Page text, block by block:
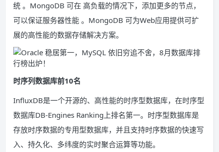
统 。MongoDB 可在 高负载的情况下，添加更多的节点，
可以保证服务器性能 。MongoDB 可为Web应用提供可扩
展的高性能的数据存储解决方案。
时序列数据库前10名
InfluxDB是一个开源的、高性能的时序型数据库，在时序型
数据库DB-Engines Ranking上排名第一。时序型数据库是
存放时序数据的专用型数据库，并且支持时序数据的快速写
入、持久化、多纬度的实时聚合运算等功能。